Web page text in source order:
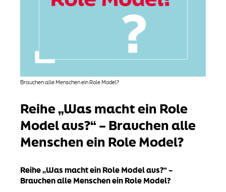
Brauchen alle Menschen ein Role Model?
Reihe „Was macht ein Role
Model aus?“ – Brauchen alle
Menschen ein Role Model?
Reihe „Was macht ein Role Model aus?“–
Brauchen alle Menschen ein Role Model?